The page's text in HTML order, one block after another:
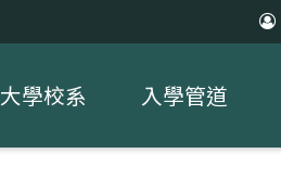
大學校系 入學管道